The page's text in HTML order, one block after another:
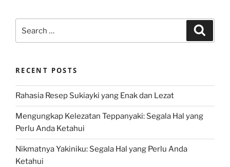
for:
RECENT POSTS
Rahasia Resep Sukiayki yang Enak dan Lezat
Mengungkap Kelezatan Teppanyaki: Segala Hal yang
Perlu Anda Ketahui
Nikmatnya Yakiniku: Segala Hal yang Perlu Anda
Ketahui